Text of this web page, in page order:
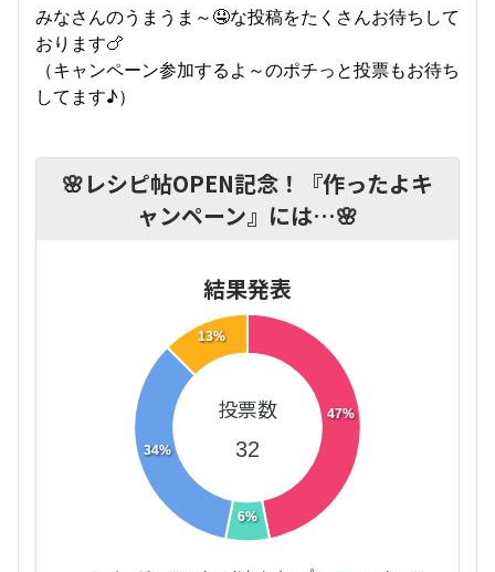
みなさんのうまうま～🤤な投稿をたくさんお待ちして
おります🍗
（キャンペーン参加するよ～のポチっと投票もお待ち
してます♪）
🌸レシピ帖OPEN記念！『作ったよキ
ャンペーン』には…🌸
結果発表
47%
6%
34%
13%
投票数
32